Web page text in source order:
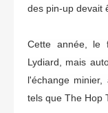
des pin-up devait
Cette année, le
Lydiard, mais
l'échange
tels que The Hop